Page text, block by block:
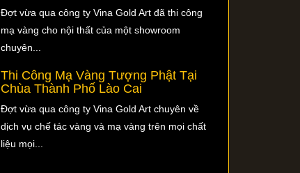
Đợt vừa qua công ty Vina Gold Art đã thi công
mạ vàng cho nội thất của một showroom
chuyên...
Thi Công Mạ Vàng Tượng Phật Tại
Chùa Thành Phố Lào Cai
Đợt vừa qua công ty Vina Gold Art chuyên về
dịch vụ chế tác vàng và mạ vàng trên mọi chất
liệu mọi...